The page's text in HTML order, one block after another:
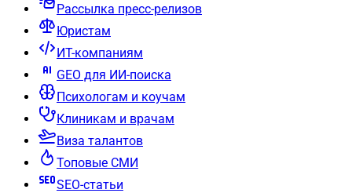
Рассылка пресс-релизов
Юристам
ИТ-компаниям
GEO для ИИ-поиска
Психологам и коучам
Клиникам и врачам
Виза талантов
Топовые СМИ
SEO-статьи